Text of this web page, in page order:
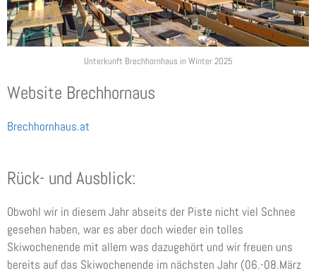
Unterkunft Brechhornhaus in Winter 2025
Website Brechhornaus
Brechhornhaus.at
Rück- und Ausblick:
Obwohl wir in diesem Jahr abseits der Piste nicht viel Schnee
gesehen haben, war es aber doch wieder ein tolles
Skiwochenende mit allem was dazugehört und wir freuen uns
bereits auf das Skiwochenende im nächsten Jahr (06.-08.März